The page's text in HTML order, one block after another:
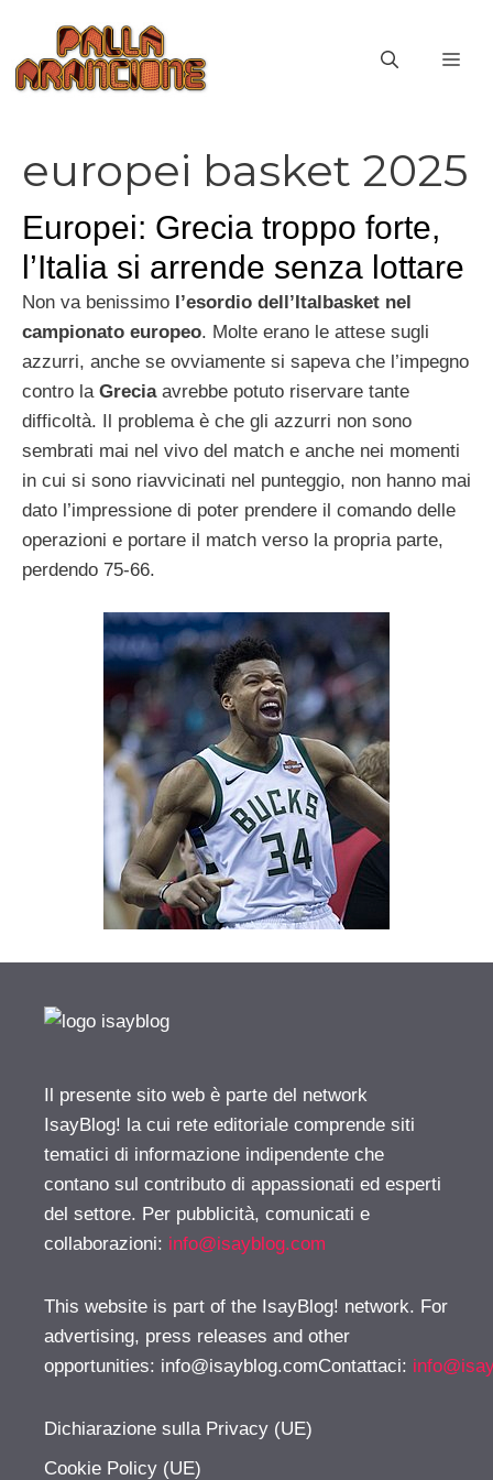
contenuto
europei basket 2025
Europei: Grecia troppo forte,
l’Italia si arrende senza lottare
Non va benissimo l’esordio dell’Italbasket nel
campionato europeo. Molte erano le attese sugli
azzurri, anche se ovviamente si sapeva che l’impegno
contro la Greciaavrebbe potuto riservare tante
difficoltà. Il problema è che gli azzurri non sono
sembrati mai nel vivo del match e anche nei momenti
in cui si sono riavvicinati nel punteggio, non hanno mai
dato l’impressione di poter prendere il comando delle
operazioni e portare il match verso la propria parte,
perdendo 75-66.
Il presente sito web è parte del network
IsayBlog! la cui rete editoriale comprende siti
tematici di informazione indipendente che
contano sul contributo di appassionati ed esperti
del settore. Per pubblicità, comunicati e
collaborazioni: info@isayblog.com
This website is part of the IsayBlog! network. For
advertising, press releases and other
opportunities: info@isayblog.comContattaci:
Dichiarazione sulla Privacy (UE)
Cookie Policy (UE)